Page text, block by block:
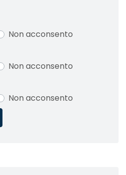
Non acconsento
Non acconsento
Non acconsento